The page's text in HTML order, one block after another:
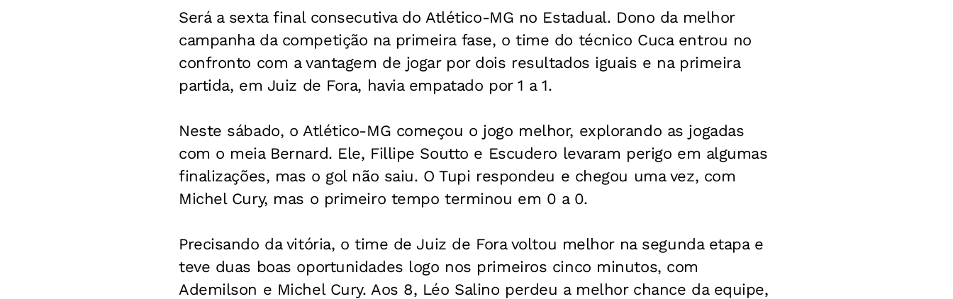
Será a sexta final consecutiva do Atlético-MG no Estadual. Dono da melhor
campanha da competição na primeira fase, o time do técnico Cuca entrou no
confronto com a vantagem de jogar por dois resultados iguais e na primeira
partida, em Juiz de Fora, havia empatado por 1 a 1.
Neste sábado, o Atlético-MG começou o jogo melhor, explorando as jogadas
com o meia Bernard. Ele, Fillipe Soutto e Escudero levaram perigo em algumas
finalizações, mas o gol não saiu. O Tupi respondeu e chegou uma vez, com
Michel Cury, mas o primeiro tempo terminou em 0 a 0.
Precisando da vitória, o time de Juiz de Fora voltou melhor na segunda etapa e
teve duas boas oportunidades logo nos primeiros cinco minutos, com
Ademilson e Michel Cury. Aos 8, Léo Salino perdeu a melhor chance da equipe,